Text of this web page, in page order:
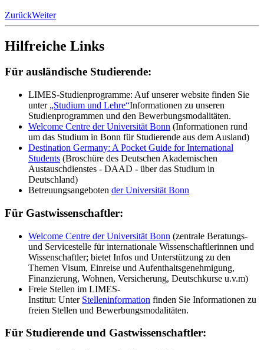
ZurückWeiter
Hilfreiche Links
Für ausländische Studierende:
LIMES-Studienprogramme: Auf unserer website finden Sie
unter „Studium und Lehre“Informationen zu unseren
Studienprogrammen und den Bewerbungsmodalitäten.
Welcome Centre der Universität Bonn (Informationen rund
um das Studium in Bonn für Studierende aus dem Ausland)
Destination Germany: A Pocket Guide for International
Students (Broschüre des Deutschen Akademischen
Austauschdienstes - DAAD - über das Studium in
Deutschland)
Betreuungsangeboten der Universität Bonn
Für Gastwissenschaftler:
Welcome Centre der Universität Bonn (zentrale Beratungs-
und Servicestelle für internationale Wissenschaftlerinnen und
Wissenschaftler; bietet Infos und Unterstützung zu den
Themen Visum, Einreise und Aufenthaltsgenehmigung,
Finanzierung, Wohnen, Versicherung, Deutschkurse u.v.m)
Freie Stellen im LIMES-
Institut: Unter Stelleninformation finden Sie Informationen zu
freien Stellen und Bewerbungsmodalitäten.
Für Studierende und Gastwissenschaftler: